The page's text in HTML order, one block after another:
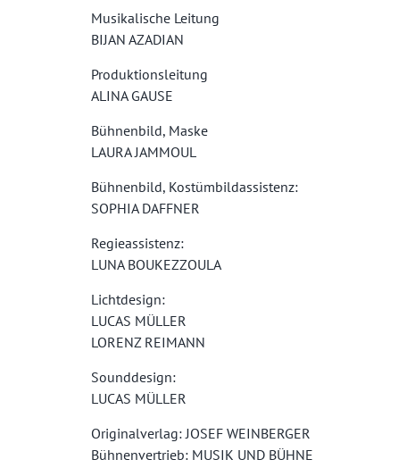
Musikalische Leitung
BIJAN AZADIAN
Produktionsleitung
ALINA GAUSE
Bühnenbild, Maske
LAURA JAMMOUL
Bühnenbild, Kostümbildassistenz:
SOPHIA DAFFNER
Regieassistenz:
LUNA BOUKEZZOULA
Lichtdesign:
LUCAS MÜLLER
LORENZ REIMANN
Sounddesign:
LUCAS MÜLLER
Originalverlag: JOSEF WEINBERGER
Bühnenvertrieb: MUSIK UND BÜHNE